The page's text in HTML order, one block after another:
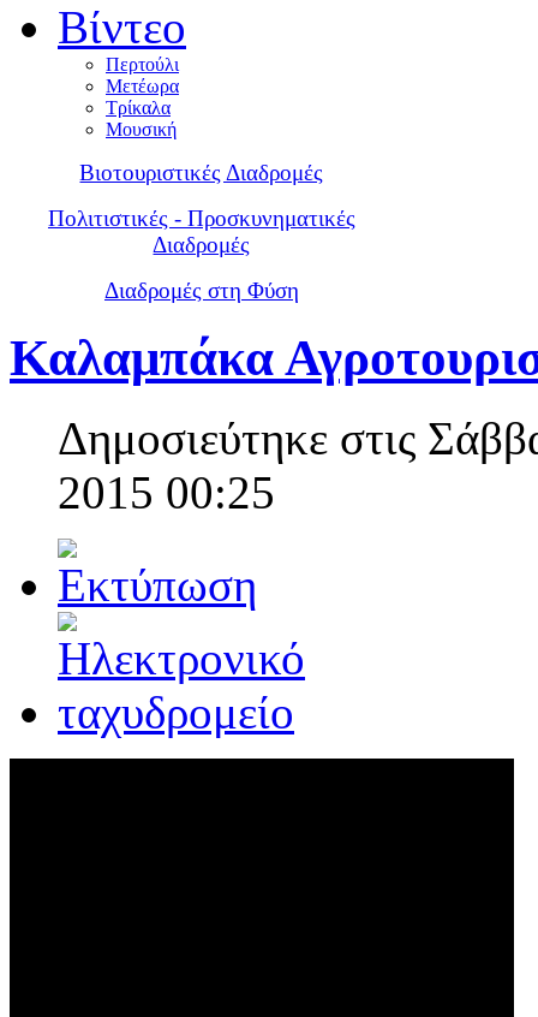
Βίντεο
Περτούλι
Μετέωρα
Τρίκαλα
Μουσική
Βιοτουριστικές Διαδρομές
Πολιτιστικές - Προσκυνηματικές
Διαδρομές
Διαδρομές στη Φύση
Καλαμπάκα
Δημοσιεύτηκε στις
2015 00:25